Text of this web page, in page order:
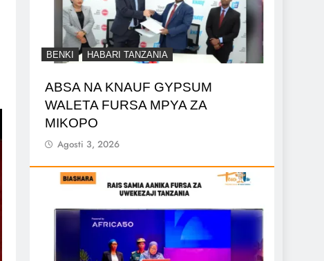
BENKI HABARI TANZANIA
ABSA NA KNAUF GYPSUM
WALETA FURSA MPYA ZA
MIKOPO
Agosti 3, 2026